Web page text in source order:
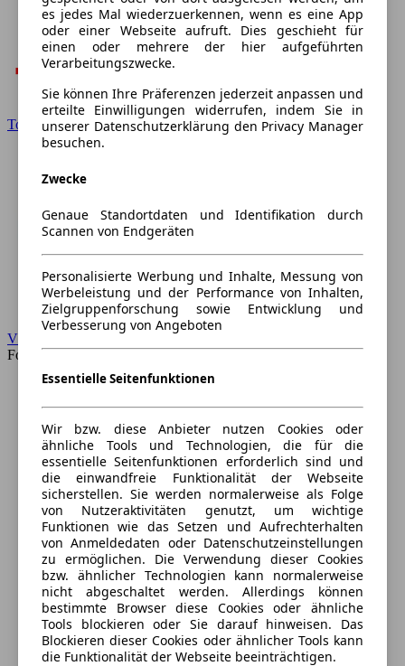
Toyota
VW
Forum
es jedes Mal wiederzuerkennen, wenn es eine App
oder einer Webseite aufruft. Dies geschieht für
einen oder mehrere der hier aufgeführten
Verarbeitungszwecke.
Sie können Ihre Präferenzen jederzeit anpassen und
erteilte Einwilligungen widerrufen, indem Sie in
unserer Datenschutzerklärung den Privacy Manager
besuchen.
Zwecke
Genaue Standortdaten und Identifikation durch
Scannen von Endgeräten
Personalisierte Werbung und Inhalte, Messung von
Werbeleistung und der Performance von Inhalten,
Zielgruppenforschung sowie Entwicklung und
Verbesserung von Angeboten
Essentielle Seitenfunktionen
Wir bzw. diese Anbieter nutzen Cookies oder
ähnliche Tools und Technologien, die für die
essentielle Seitenfunktionen erforderlich sind und
die einwandfreie Funktionalität der Webseite
sicherstellen. Sie werden normalerweise als Folge
von Nutzeraktivitäten genutzt, um wichtige
Funktionen wie das Setzen und Aufrechterhalten
von Anmeldedaten oder Datenschutzeinstellungen
zu ermöglichen. Die Verwendung dieser Cookies
bzw. ähnlicher Technologien kann normalerweise
nicht abgeschaltet werden. Allerdings können
bestimmte Browser diese Cookies oder ähnliche
Tools blockieren oder Sie darauf hinweisen. Das
Blockieren dieser Cookies oder ähnlicher Tools kann
die Funktionalität der Webseite beeinträchtigen.